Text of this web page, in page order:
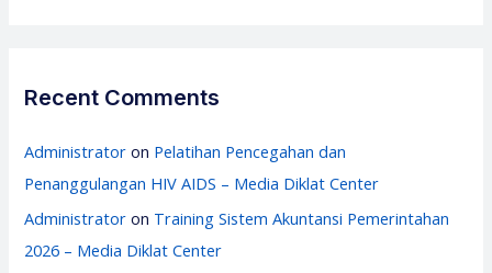
Recent Comments
Administrator on Pelatihan Pencegahan dan
Penanggulangan HIV AIDS – Media Diklat Center
Administrator on Training Sistem Akuntansi Pemerintahan
2026 – Media Diklat Center